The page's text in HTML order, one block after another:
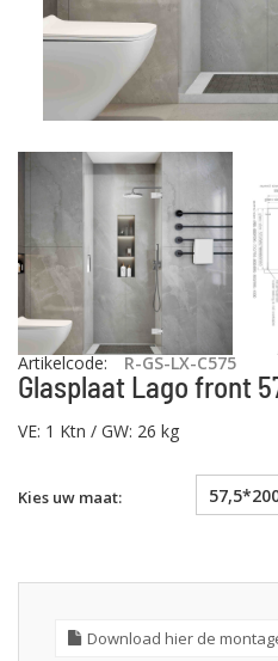
Artikelcode: R-GS-LX-C575
Glasplaat Lago front
VE: 1 Ktn / GW: 26 kg
Kies uw maat:
Download hier de